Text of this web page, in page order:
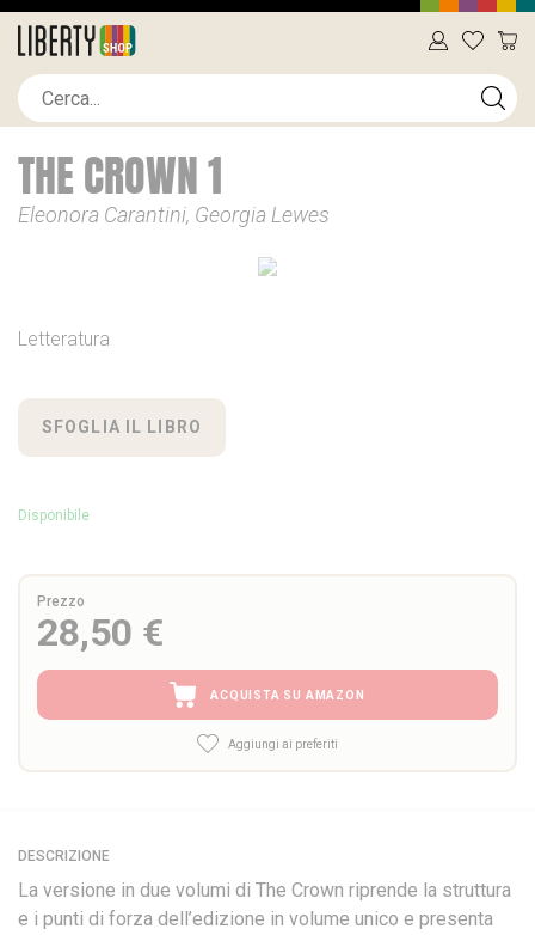
THE CROWN 1
Eleonora Carantini, Georgia Lewes
Letteratura
SFOGLIA IL LIBRO
Prezzo
28,50 €
ACQUISTA SU AMAZON
Aggiungi ai preferiti
DESCRIZIONE
La versione in due volumi di The Crown riprende la struttura
e i punti di forza dell’edizione in volume unico e presenta